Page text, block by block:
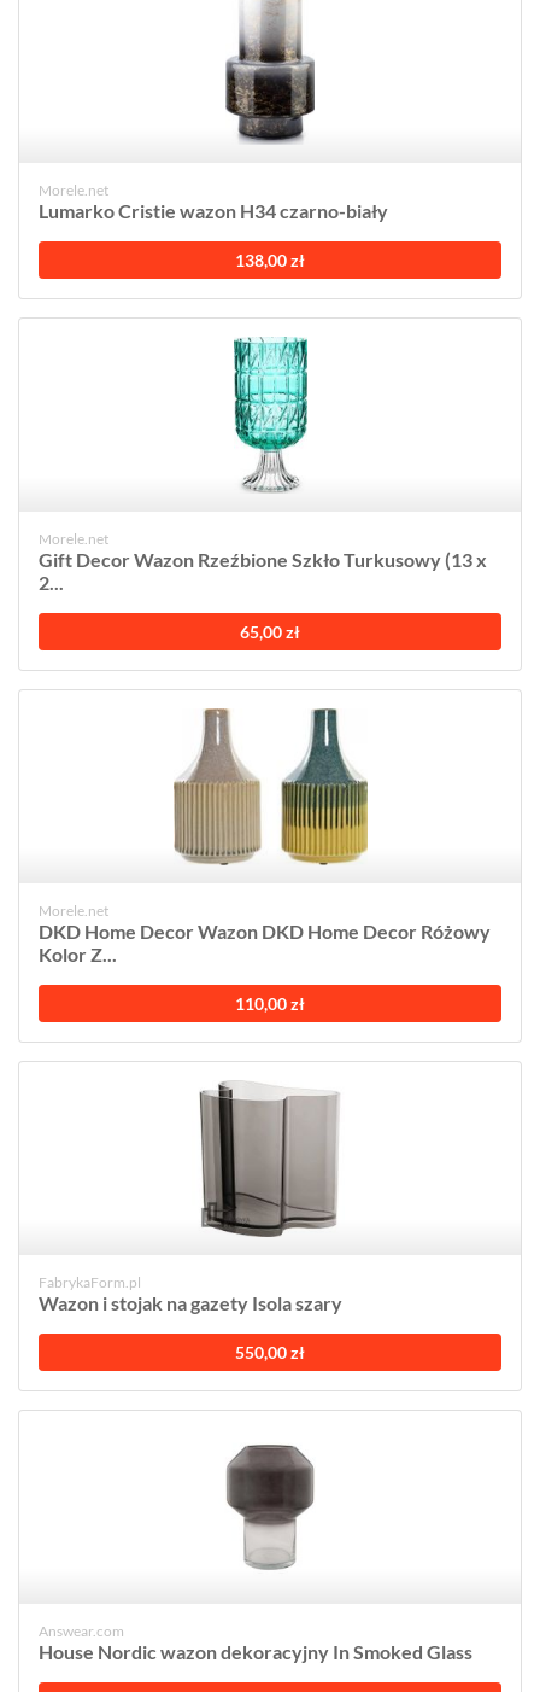
Morele.net
Lumarko Cristie wazon H34 czarno-biały
138,00 zł
Morele.net
Gift Decor Wazon Rzeźbione Szkło Turkusowy (13 x
2...
65,00 zł
Morele.net
DKD Home Decor Wazon DKD Home Decor Różowy
Kolor Z...
110,00 zł
FabrykaForm.pl
Wazon i stojak na gazety Isola szary
550,00 zł
Answear.com
House Nordic wazon dekoracyjny In Smoked Glass